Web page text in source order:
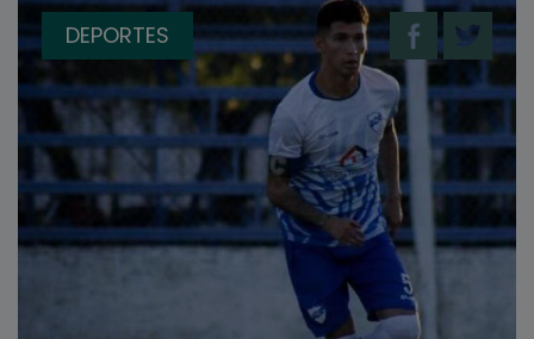
DEPORTES